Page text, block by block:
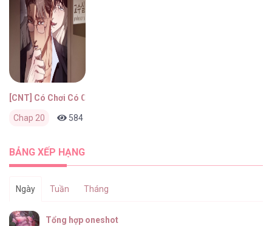
[CNT] Có Chơi Có Chịu
Chap 20 584
BẢNG XẾP HẠNG
Ngày Tuần Tháng
Tổng hợp oneshot